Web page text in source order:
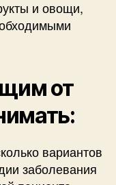
и овощи,
от
вариантов
заболевания